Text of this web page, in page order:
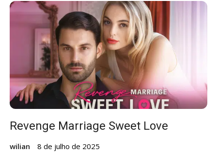
Revenge Marriage Sweet Love
wilian 8 de julho de 2025